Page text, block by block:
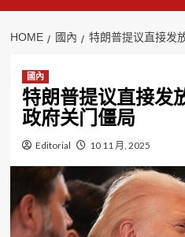
HOME 國內 特朗普提议直接发
國內
特朗普提议直接发
政府关门僵局
Editorial 10 11 月, 2025